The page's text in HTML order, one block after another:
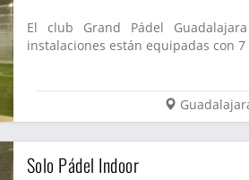
El club Grand Pádel
instalaciones están equipadas con
Solo Pádel Indoor